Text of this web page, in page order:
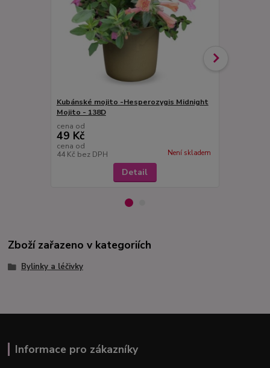
Kubánské mojito -Hesperozygis Midnight
Mojito - 138D
cena od
49 Kč
cena od
44 Kč bez DPH Není skladem
Detail
Zboží zařazeno v kategoriích
Bylinky a léčivky
Informace pro zákazníky